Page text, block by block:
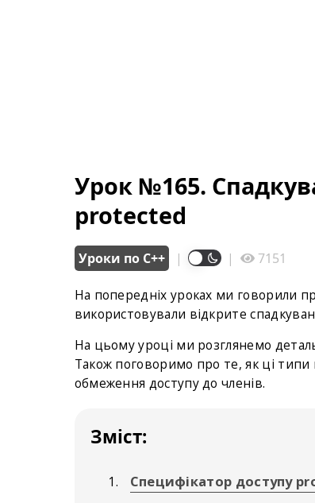
Урок №165.
protected
Уроки по С++ | | 7151
На попередніх уроках ми говорили
використовували відкрите
На цьому уроці ми розглянемо
Також поговоримо про те, як ці типи
обмеження доступу до членів.
Зміст:
Специфікатор доступу